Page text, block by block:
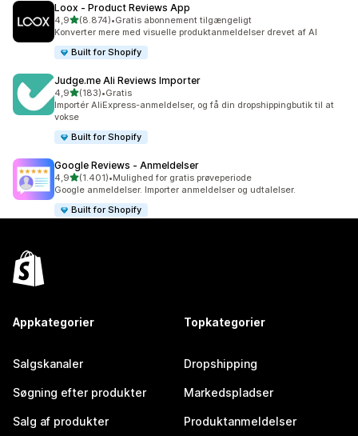
Loox ‑ Product Reviews App
4,9ud af 5 stjerner
(8.874)
8874 anmeldelser i alt
•Gratis abonnement tilgængeligt
Konverter mere med visuelle produktanmeldelser drevet af AI
Built for Shopify
Judge.me Ali Reviews Importer
4,9ud af 5 stjerner
(183)
183 anmeldelser i alt
•Gratis
Importér AliExpress-anmeldelser, og få din dropshippingbutik til at
vokse
Built for Shopify
Google Reviews ‑ Anmeldelser
4,9ud af 5 stjerner
(1.401)
1401 anmeldelser i alt
•Mulighed for gratis prøveperiode
Google anmeldelser. Importer anmeldelser og udtalelser.
Built for Shopify
Appkategorier
Salgskanaler
Søgning efter produkter
Salg af produkter
Topkategorier
Dropshipping
Markedspladser
Produktanmeldelser